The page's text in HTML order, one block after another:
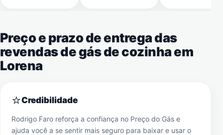
Preço e prazo de entrega das
revendas de gás de cozinha em
Lorena
⭐Credibilidade
Rodrigo Faro reforça a confiança no Preço do Gás e
ajuda você a se sentir mais seguro para baixar e usar o